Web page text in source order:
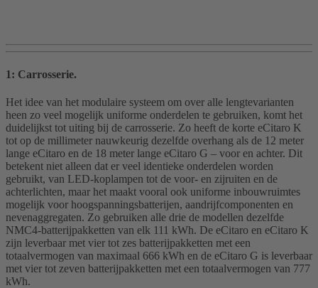
1: Carrosserie.
Het idee van het modulaire systeem om over alle lengtevarianten
heen zo veel mogelijk uniforme onderdelen te gebruiken, komt het
duidelijkst tot uiting bij de carrosserie. Zo heeft de korte eCitaro K
tot op de millimeter nauwkeurig dezelfde overhang als de 12 meter
lange eCitaro en de 18 meter lange eCitaro G – voor en achter. Dit
betekent niet alleen dat er veel identieke onderdelen worden
gebruikt, van LED-koplampen tot de voor- en zijruiten en de
achterlichten, maar het maakt vooral ook uniforme inbouwruimtes
mogelijk voor hoogspanningsbatterijen, aandrijfcomponenten en
nevenaggregaten. Zo gebruiken alle drie de modellen dezelfde
NMC4-batterijpakketten van elk 111 kWh. De eCitaro en eCitaro K
zijn leverbaar met vier tot zes batterijpakketten met een
totaalvermogen van maximaal 666 kWh en de eCitaro G is leverbaar
met vier tot zeven batterijpakketten met een totaalvermogen van 777
kWh.